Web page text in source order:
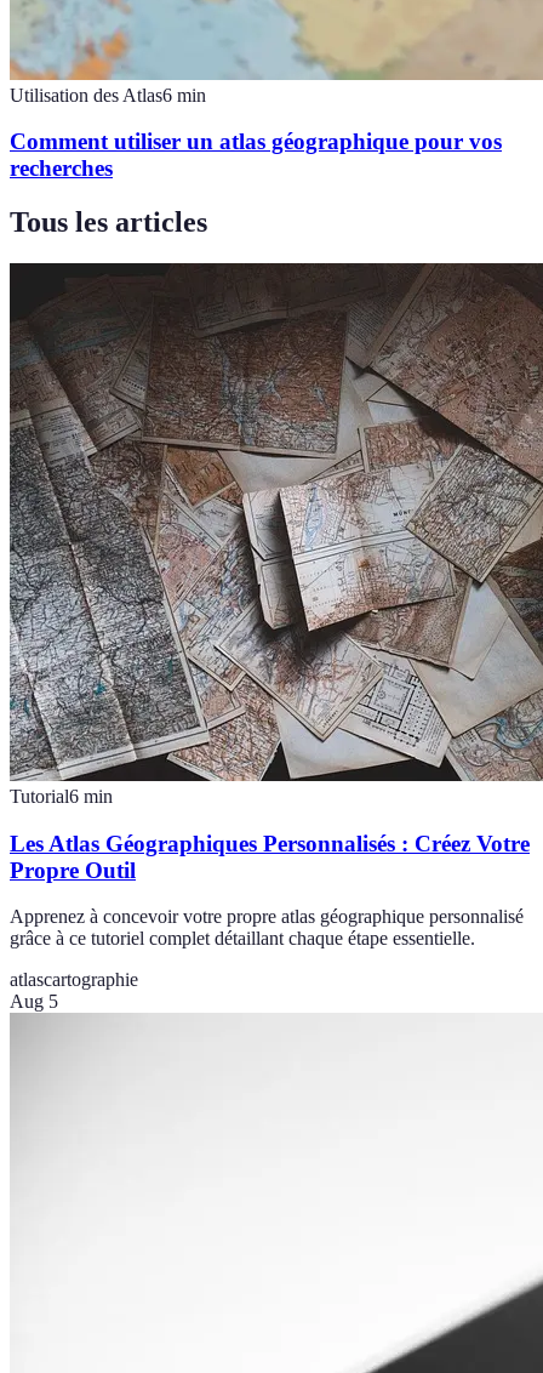
Utilisation des Atlas6 min
Comment utiliser un atlas géographique pour vos
recherches
Tous les articles
Tutorial6 min
Les Atlas Géographiques Personnalisés : Créez Votre
Propre Outil
Apprenez à concevoir votre propre atlas géographique personnalisé
grâce à ce tutoriel complet détaillant chaque étape essentielle.
atlascartographie
Aug 5